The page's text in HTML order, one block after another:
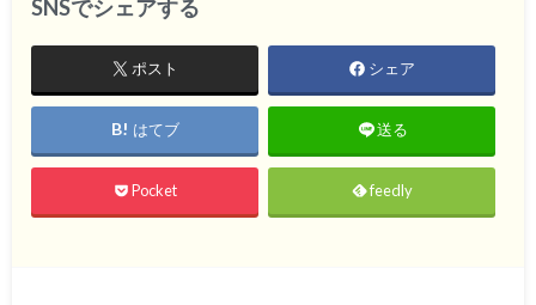
SNSでシェアする
ポスト シェア
はてブ 送る
Pocket feedly